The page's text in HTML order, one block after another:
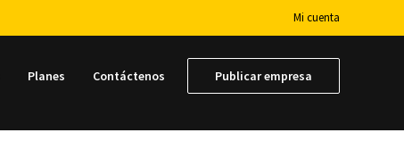
Mi cuenta
Planes Contáctenos Publicar empresa